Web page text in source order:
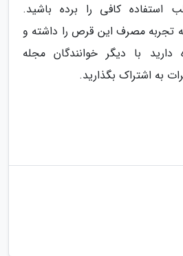
استفاده کافی را برده باشید.
تجربه مصرف این قرص را داشته و
با دیگر خوانندگان مجله
به اشتراک بگذارید.